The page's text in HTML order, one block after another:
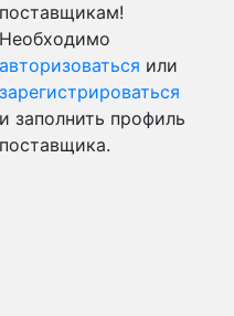
поставщикам!
Необходимо
авторизоваться или
зарегистрироваться
и заполнить профиль
поставщика.